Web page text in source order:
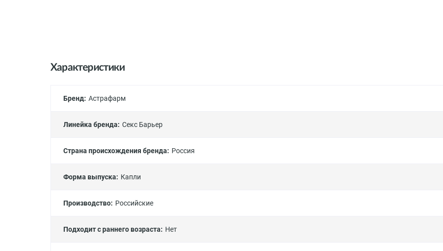
Характеристики
Бренд: Астрафарм
Линейка бренда: Секс Барьер
Страна происхождения бренда: Россия
Форма выпуска: Капли
Производство: Российские
Подходит с раннего возраста: Нет